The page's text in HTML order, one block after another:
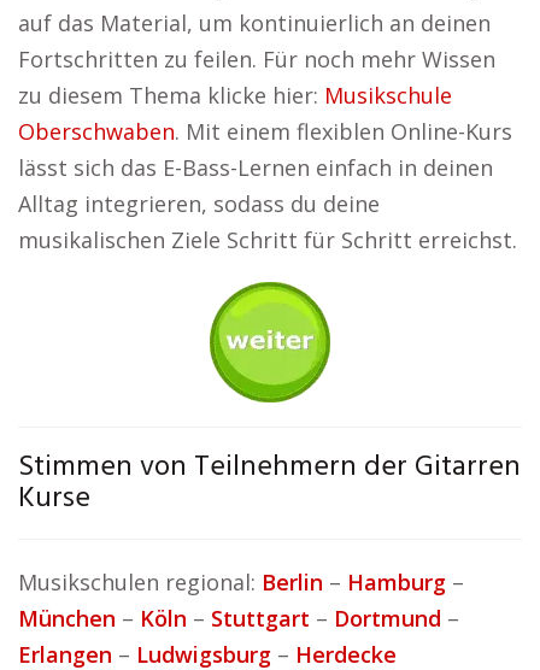
auf das Material, um kontinuierlich an deinen
Fortschritten zu feilen. Für noch mehr Wissen
zu diesem Thema klicke hier: Musikschule
Oberschwaben. Mit einem flexiblen Online-Kurs
lässt sich das E-Bass-Lernen einfach in deinen
Alltag integrieren, sodass du deine
musikalischen Ziele Schritt für Schritt erreichst.
Stimmen von Teilnehmern der Gitarren
Kurse
Musikschulen regional: Berlin – Hamburg –
München – Köln – Stuttgart – Dortmund –
Erlangen – Ludwigsburg – Herdecke